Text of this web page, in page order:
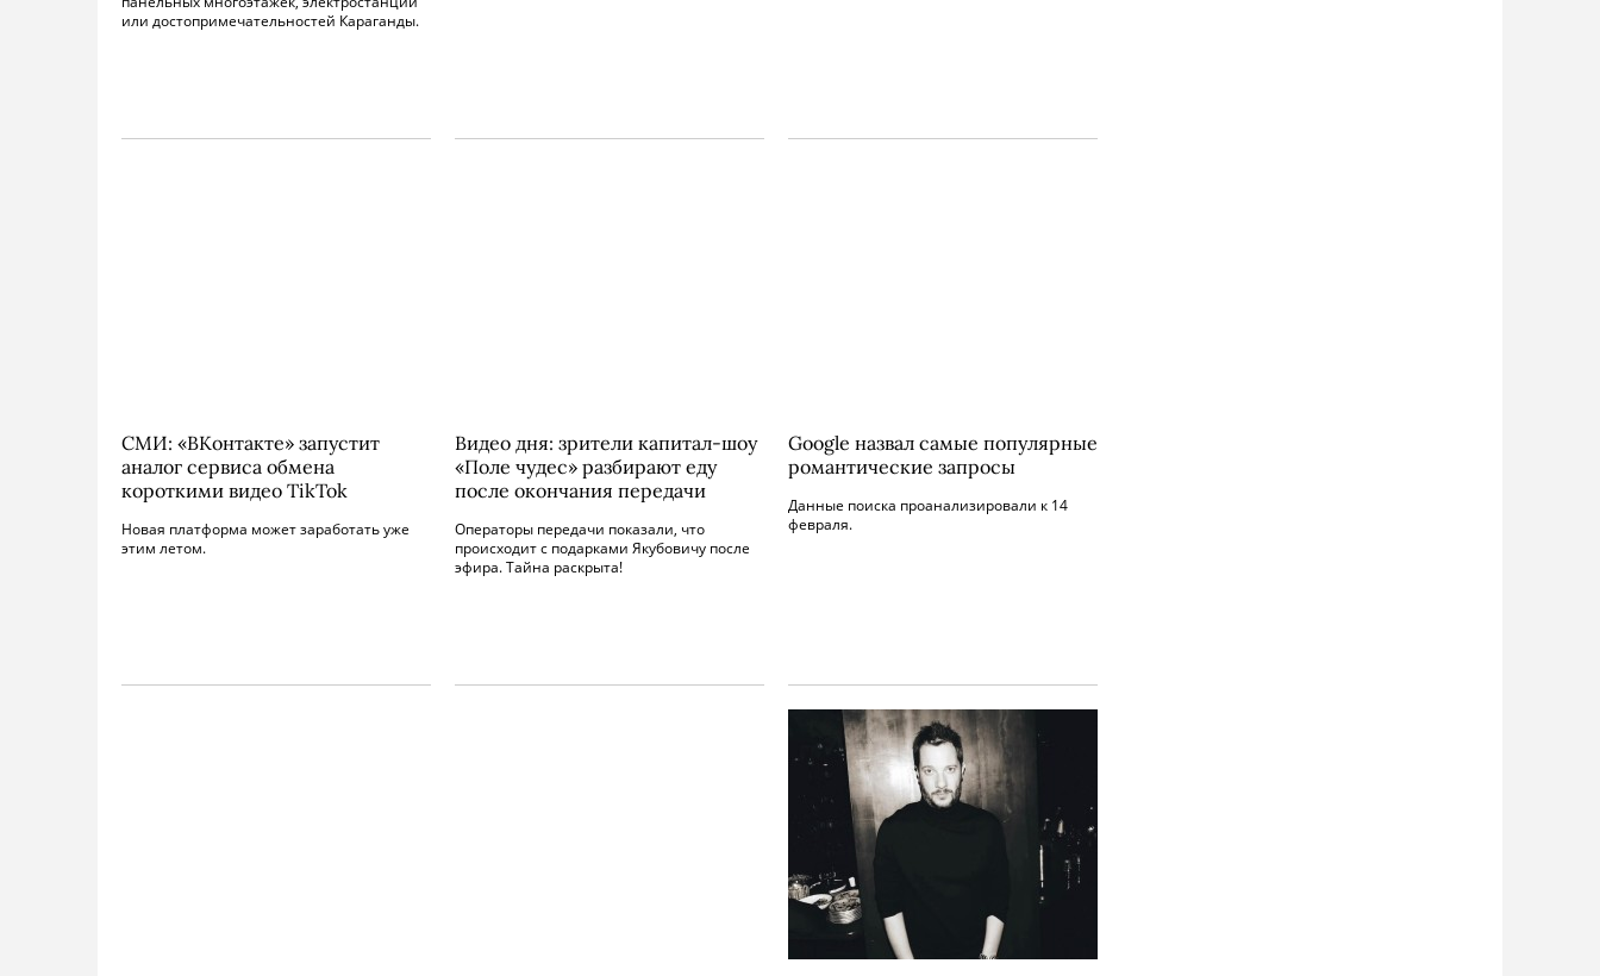
или достопримечательностей Караганды.
СМИ: «ВКонтакте» запустит
аналог сервиса обмена
короткими видео TikTok
Новая платформа может заработать уже
этим летом.
Видео дня: зрители капитал-шоу
«Поле чудес» разбирают еду
после окончания передачи
Операторы передачи показали, что
происходит с подарками Якубовичу после
эфира. Тайна раскрыта!
Google назвал самые популярные
романтические запросы
Данные поиска проанализировали к 14
февраля.